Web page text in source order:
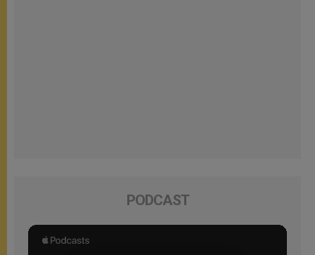
PODCAST